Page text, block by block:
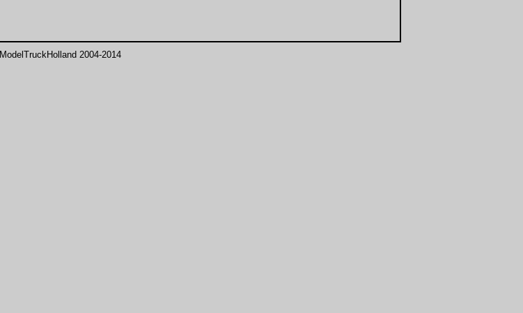
ModelTruckHolland 2004-2014